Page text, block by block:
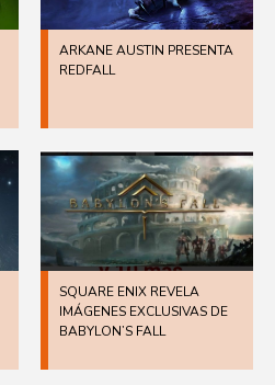
ARKANE AUSTIN PRESENTA
REDFALL
SQUARE ENIX REVELA
IMÁGENES EXCLUSIVAS DE
BABYLON’S FALL